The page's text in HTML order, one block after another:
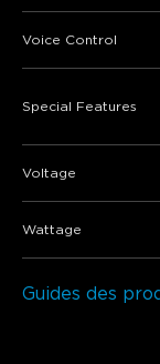
Voice Control
Special Features
Voltage
Wattage
Guides des